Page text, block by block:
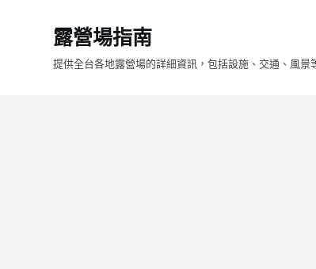
露營場指南
提供全台各地露營場的詳細資訊，包括設施、交通、風景